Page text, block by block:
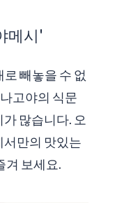
메시'
빼놓을 수 없
고야의 식문
많습니다. 오
서만의 맛있는
겨 보세요.